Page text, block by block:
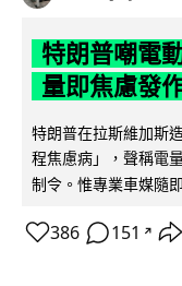
特朗普嘲電
量即焦慮發
特朗普在拉斯維加斯
程焦慮病」，聲稱電
制令。惟專業車媒隨
386 151 ↗